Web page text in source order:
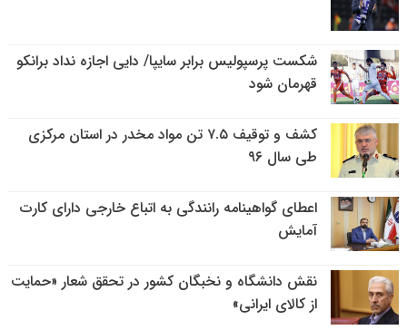
شکست پرسپولیس برابر سایپا/ دایی اجازه نداد برانکو
قهرمان شود
کشف و توقیف ۷.۵ تن مواد مخدر در استان مرکزی
طی سال ۹۶
اعطای گواهینامه رانندگی به اتباع خارجی دارای کارت
آمایش
نقش دانشگاه و نخبگان کشور در تحقق شعار «حمایت
از کالای ایرانی»